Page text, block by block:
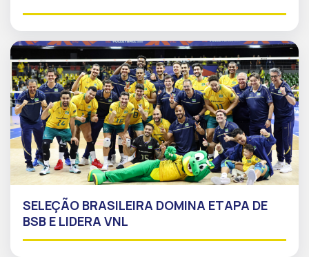
SELEÇÃO BRASILEIRA DOMINA ETAPA DE
BSB E LIDERA VNL